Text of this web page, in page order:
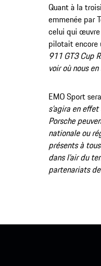
Quant à la
emmenée par
celui qui œuvre
pilotait encore
911 GT3 Cup
voir où nous
EMO Sport
s’agira en
Porsche
nationale ou
présents à
dans l’air du
partenariats